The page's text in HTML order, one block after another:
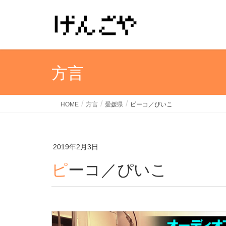
方言
HOME 方言 愛媛県 ピーコ／ぴいこ
2019年2月3日
ピーコ／ぴいこ